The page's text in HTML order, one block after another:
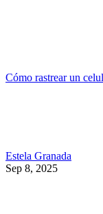
Cómo rastrear un
Estela Granada
Sep 8, 2025